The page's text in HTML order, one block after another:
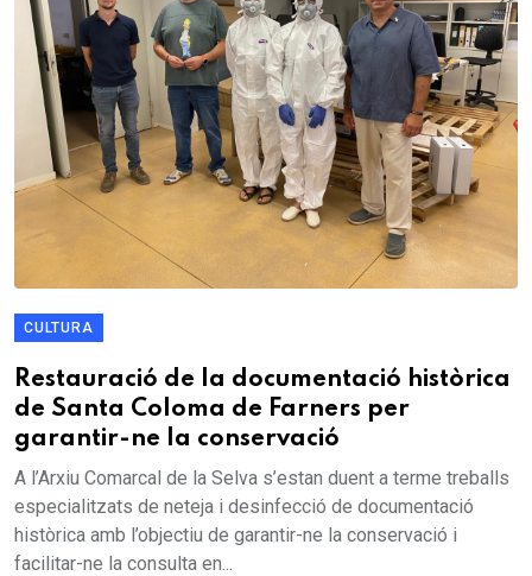
CULTURA
Restauració de la documentació històrica
de Santa Coloma de Farners per
garantir-ne la conservació
A l’Arxiu Comarcal de la Selva s’estan duent a terme treballs
especialitzats de neteja i desinfecció de documentació
històrica amb l’objectiu de garantir-ne la conservació i
facilitar-ne la consulta en...